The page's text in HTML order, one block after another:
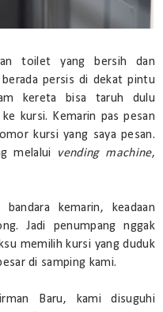
toilet yang bersih dan
persis di dekat pintu
kereta bisa taruh dulu
kursi. Kemarin pas pesan
kursi yang saya pesan.
melalui
vending machine,
kemarin, keadaan
Jadi penumpang nggak
memilih kursi yang duduk
di samping kami.
Baru, kami disuguhi